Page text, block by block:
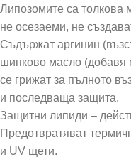
Липозомите са толкова
не осезаеми, не
Съдържат аргинин
шипково масло (добавя
се грижат за пълното
и последваща защита.
Защитни липиди –
Предотвратяват
и UV щети.